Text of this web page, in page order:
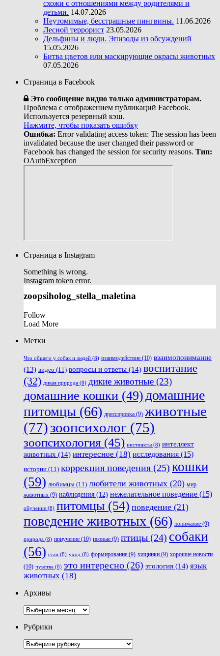
схожи с отношениями между родителями и
детьми. 14.07.2026
Неутомимые, бесстрашные пингвины. 11.06.2026
Лесной террорист 23.05.2026
Дельфины и люди. Эпизоды из обсуждений
15.05.2026
Битва цветов или маскирующие окрасы животных
07.05.2026
Страница в Facebook
Это сообщение видно только администраторам.
Проблема с отображением публикаций Facebook.
Используется резервный кэш.
Нажмите, чтобы показать ошибку
Ошибка: Error validating access token: The session has been
invalidated because the user changed their password or
Facebook has changed the session for security reasons. Тип:
OAuthException
Страница в Instagram
Something is wrong.
Instagram token error.
zoopsiholog_stella_maletina
Follow
Load More
Метки
Что общего у собак и людей (8) взаимодействие (10) взаимопонимание
(13) видео (11) вопросы и ответы (14) воспитание
(32) дикая природа (8) дикие животные (23)
домашние кошки (49) домашние
питомцы (66) дрессировка (9) животные
(77)зоопсихолог (75)
зоопсихология (45) инстинкты (8) интеллект
животных (14) интересное (18) исследования (15)
истории (11) коррекция поведения (25) кошки
(59) любимцы (11) любители животных (20) мир
животных (9) наблюдения (12) нежелательное поведение (15)
обучение (8) питомцы (54) поведение (21)
поведение животных (66) понимание (9)
природа (8) приучение (10) псовые (9) птицы (24) собаки
(56) стаи (8) уход (8) формирование (9) хищники (9) хорошие новости
(10) чувства (8) это интересно (26) этология (14) язык
животных (18)
Архивы
Архивы
Рубрики
Рубрики